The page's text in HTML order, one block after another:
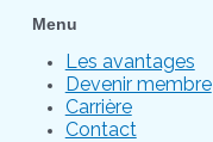
Menu
Les avantages
Devenir membre
Carrière
Contact